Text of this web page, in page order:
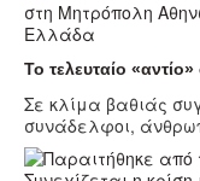
Ελλάδα
Το τελευταίο
Σε κλίμα βαθιάς
συνάδελφοι,